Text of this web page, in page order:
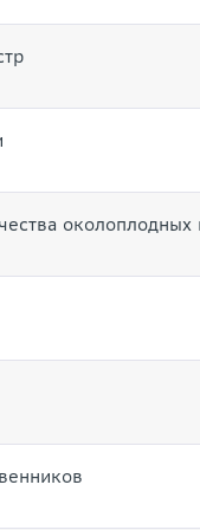
околоплодных